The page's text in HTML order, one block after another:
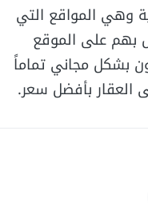
وهي المواقع التي
بهم على الموقع
بشكل مجاني تماماً
العقار بأفضل سعر.